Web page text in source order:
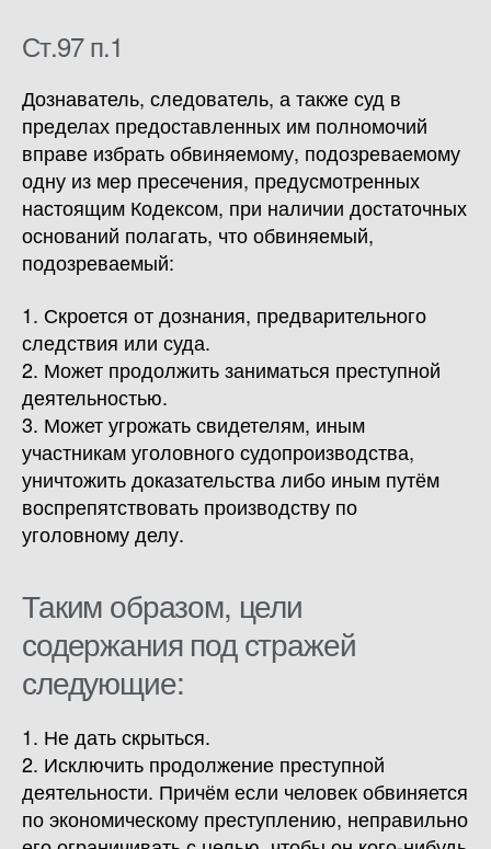
Ст.97 п.1
Дознаватель, следователь, а также суд в
пределах предоставленных им полномочий
вправе избрать обвиняемому, подозреваемому
одну из мер пресечения, предусмотренных
настоящим Кодексом, при наличии достаточных
оснований полагать, что обвиняемый,
подозреваемый:
1. Скроется от дознания, предварительного
следствия или суда.
2. Может продолжить заниматься преступной
деятельностью.
3. Может угрожать свидетелям, иным
участникам уголовного судопроизводства,
уничтожить доказательства либо иным путём
воспрепятствовать производству по
уголовному делу.
Таким образом, цели
содержания под стражей
следующие:
1. Не дать скрыться.
2. Исключить продолжение преступной
деятельности. Причём если человек обвиняется
по экономическому преступлению, неправильно